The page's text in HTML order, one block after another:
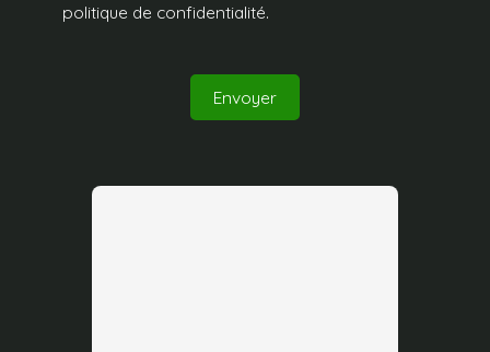
politique de confidentialité.
Envoyer